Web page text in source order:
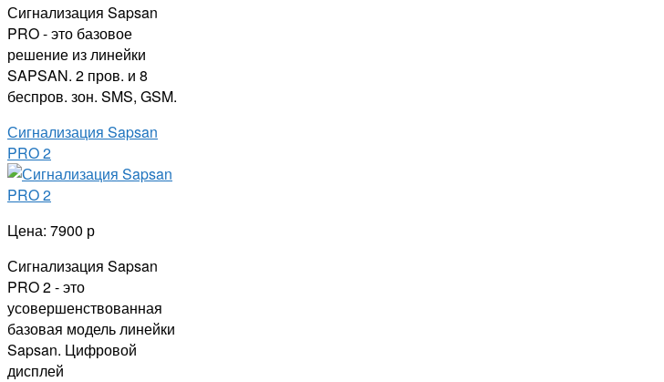
Сигнализация Sapsan
PRO - это базовое
решение из линейки
SAPSAN. 2 пров. и 8
беспров. зон. SMS, GSM.
Сигнализация Sapsan
PRO 2
Цена: 7900 р
Сигнализация Sapsan
PRO 2 - это
усовершенствованная
базовая модель линейки
Sapsan. Цифровой
дисплей